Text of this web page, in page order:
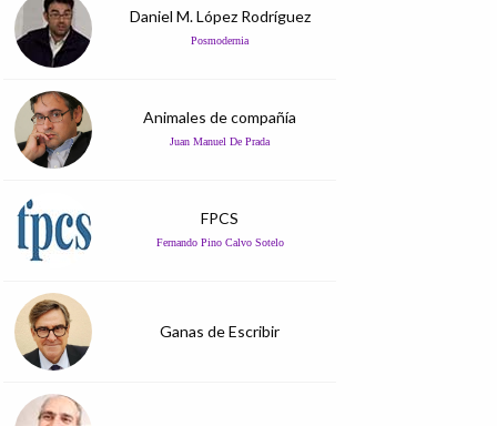
Daniel M. López Rodríguez
Posmodernia
Animales de compañía
Juan Manuel De Prada
FPCS
Fernando Pino Calvo Sotelo
Ganas de Escribir